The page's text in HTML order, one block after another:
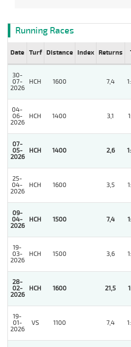
Running Races
Date Turf Distance Index Returns
30-
07-
2026
HCH 1600 7,4
04-
06-
2026
HCH 1400 3,1
07-
05-
2026
HCH 1400 2,6
25-
04-
2026
HCH 1600 3,5
09-
04-
2026
HCH 1500 7,4
19-
03-
2026
HCH 1500 3,6
28-
02-
2026
HCH 1600 21,5
19-
01-
2026
VS 1100 7,4